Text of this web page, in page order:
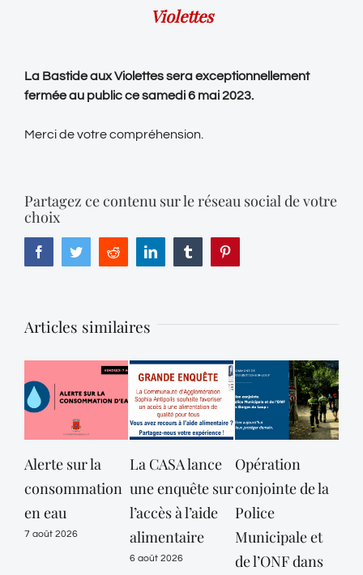
Violettes
La Bastide aux Violettes sera exceptionnellement
fermée au public ce samedi 6 mai 2023.
Merci de votre compréhension.
Partagez ce contenu sur le réseau social de votre
choix
FacebookTwitterReddit LinkedIn Tumblr
Articles similaires
Alerte sur la
consommation
en eau
7 août 2026
La CASA lance
une enquête sur
l’accès à l’aide
alimentaire
6 août 2026
Opération
conjointe de la
Police
Municipale et
de l’ONF dans